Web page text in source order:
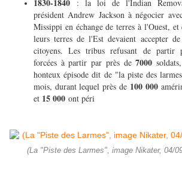
1830-1840
: la loi de l'Indian
président Andrew Jackson à négocier
Missippi en échange de terres à l'Ouest,
leurs terres de l'Est devaient accepter
citoyens. Les tribus refusant de partir
forcées à partir par près de7000
honteux épisode dit de "la piste des
mois, durant lequel près de 100 000
et 15 000 ont péri
(La "Piste des Larmes", image Nikater, 04/